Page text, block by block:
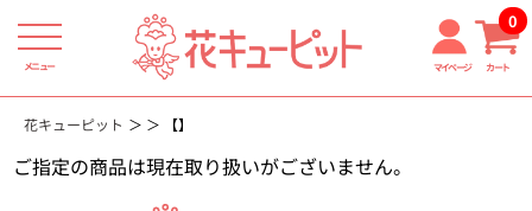
メニュー マイページ カート
0
花キューピット 【】
ご指定の商品は現在取り扱いがございません。